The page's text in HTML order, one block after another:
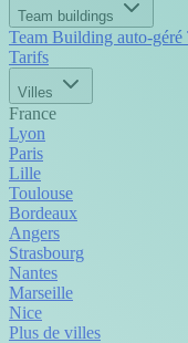
Team buildings
Team Building auto-géré
Tarifs
Villes
France
Lyon
Paris
Lille
Toulouse
Bordeaux
Angers
Strasbourg
Nantes
Marseille
Nice
Plus de villes